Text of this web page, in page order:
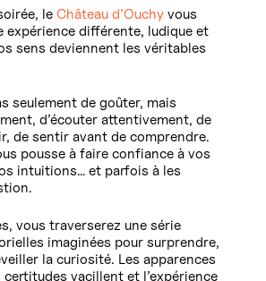
le Château d’Ouchy vous
expérience différente, ludique et
sens deviennent les véritables
seulement de goûter, mais
d’écouter attentivement, de
de sentir avant de comprendre.
pousse à faire confiance à vos
intuitions… et parfois à les
vous traverserez une série
imaginées pour surprendre,
la curiosité. Les apparences
vacillent et l’expérience